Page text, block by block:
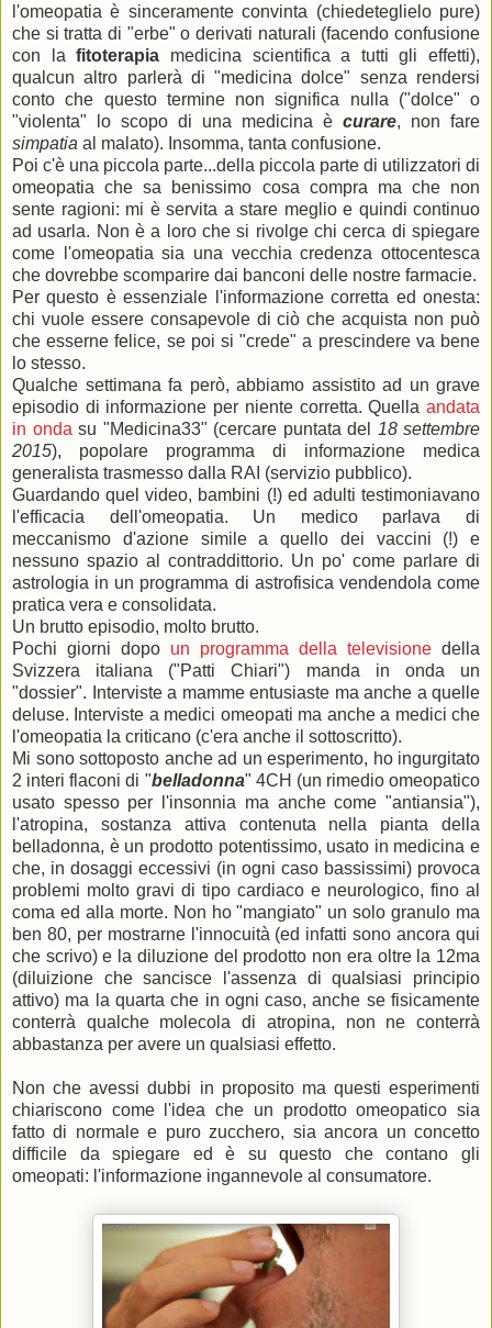
l'omeopatia è sinceramente convinta (chiedeteglielo pure)
che si tratta di "erbe" o derivati naturali (facendo confusione
con lafitoterapia medicina scientifica a tutti gli effetti),
qualcun altro parlerà di "medicina dolce" senza rendersi
conto che questo termine non significa nulla ("dolce" o
"violenta" lo scopo di una medicina è curare, non fare
simpatia al malato). Insomma, tanta confusione.
Poi c'è una piccola parte...della piccola parte di utilizzatori di
omeopatia che sa benissimo cosa compra ma che non
sente ragioni: mi è servita a stare meglio e quindi continuo
ad usarla. Non è a loro che si rivolge chi cerca di spiegare
come l'omeopatia sia una vecchia credenza ottocentesca
che dovrebbe scomparire dai banconi delle nostre farmacie.
Per questo è essenziale l'informazione corretta ed onesta:
chi vuole essere consapevole di ciò che acquista non può
che esserne felice, se poi si "crede" a prescindere va bene
lo stesso.
Qualche settimana fa però, abbiamo assistito ad un grave
episodio di informazione per niente corretta. Quella andata
in onda su "Medicina33" (cercare puntata del 18 settembre
2015), popolare programma di informazione medica
generalista trasmesso dalla RAI (servizio pubblico).
Guardando quel video, bambini (!) ed adulti testimoniavano
l'efficacia dell'omeopatia. Un medico parlava di
meccanismo d'azione simile a quello dei vaccini (!) e
nessuno spazio al contraddittorio. Un po' come parlare di
astrologia in un programma di astrofisica vendendola come
pratica vera e consolidata.
Un brutto episodio, molto brutto.
Pochi giorni dopo un programma della televisione della
Svizzera italiana ("Patti Chiari") manda in onda un
"dossier". Interviste a mamme entusiaste ma anche a quelle
deluse. Interviste a medici omeopati ma anche a medici che
l'omeopatia la criticano (c'era anche il sottoscritto).
Mi sono sottoposto anche ad un esperimento, ho ingurgitato
2 interi flaconi di "belladonna" 4CH (un rimedio omeopatico
usato spesso per l'insonnia ma anche come "antiansia"),
l'atropina, sostanza attiva contenuta nella pianta della
belladonna, è un prodotto potentissimo, usato in medicina e
che, in dosaggi eccessivi (in ogni caso bassissimi) provoca
problemi molto gravi di tipo cardiaco e neurologico, fino al
coma ed alla morte. Non ho "mangiato" un solo granulo ma
ben 80, per mostrarne l'innocuità (ed infatti sono ancora qui
che scrivo) e la diluzione del prodotto non era oltre la 12ma
(diluizione che sancisce l'assenza di qualsiasi principio
attivo) ma la quarta che in ogni caso, anche se fisicamente
conterrà qualche molecola di atropina, non ne conterrà
abbastanza per avere un qualsiasi effetto.
Non che avessi dubbi in proposito ma questi esperimenti
chiariscono come l'idea che un prodotto omeopatico sia
fatto di normale e puro zucchero, sia ancora un concetto
difficile da spiegare ed è su questo che contano gli
omeopati: l'informazione ingannevole al consumatore.